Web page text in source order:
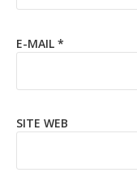
E-MAIL *
SITE WEB